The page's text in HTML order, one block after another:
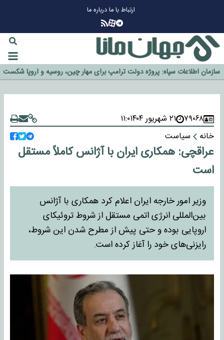
ارتباط با مادرباره ما
چرا طلا دوباره افزایشی شد؟
گزینه جدایی اوسمار روی میز مدیران پرسپولیس
سازمان اطلاعات سپاه: پروژه دولت ترامپ برای مهار چین، روسیه و اروپا شکست
خورد ۷۹۰۶۸ ۲۱ شهریور ۱۴۰۴
۱۱:۰
خانه
سیاست
عراقچی: همکاری ایران با آژانس کاملاً مستقل
است
وزیر امور خارجه ایران اعلام کرد همکاری با آژانس
بین‌المللی انرژی اتمی مستقل از شروط تروئیکای
اروپایی بوده و حتی پیش از مطرح شدن این شروط،
رایزنی‌های خود را آغاز کرده است.